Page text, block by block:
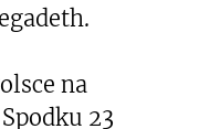
na
23